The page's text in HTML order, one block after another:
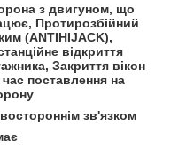
з двигуном, що
Протирозбійний
(ANTIHIJACK),
відкриття
Закриття вікон
час поставлення на
зв'язком